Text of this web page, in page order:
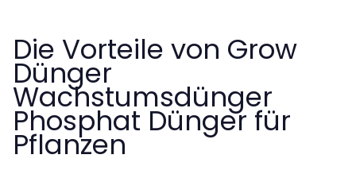
Die Vorteile von Grow
Dünger
Wachstumsdünger
Phosphat Dünger für
Pflanzen